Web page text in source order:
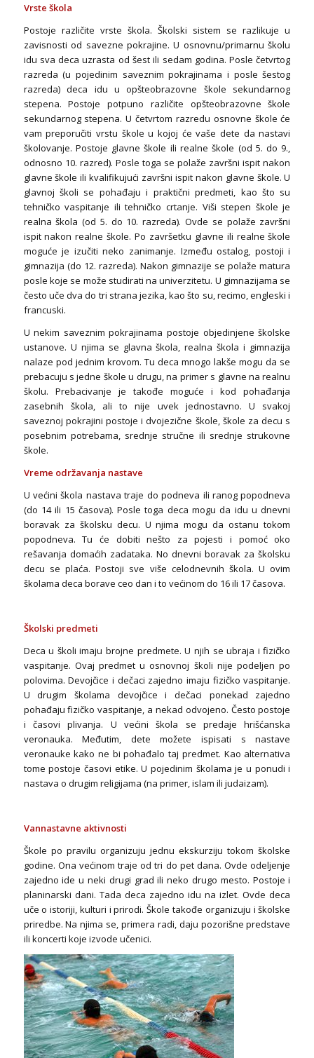
Vrste škola
Postoje različite vrste škola. Školski sistem se razlikuje u
zavisnosti od savezne pokrajine. U osnovnu/primarnu školu
idu sva deca uzrasta od šest ili sedam godina. Posle četvrtog
razreda (u pojedinim saveznim pokrajinama i posle šestog
razreda) deca idu u opšteobrazovne škole sekundarnog
stepena. Postoje potpuno različite opšteobrazovne škole
sekundarnog stepena. U četvrtom razredu osnovne škole će
vam preporučiti vrstu škole u kojoj će vaše dete da nastavi
školovanje. Postoje glavne škole ili realne škole (od 5. do 9.,
odnosno 10. razred). Posle toga se polaže završni ispit nakon
glavne škole ili kvalifikujući završni ispit nakon glavne škole. U
glavnoj školi se pohađaju i praktični predmeti, kao što su
tehničko vaspitanje ili tehničko crtanje. Viši stepen škole je
realna škola (od 5. do 10. razreda). Ovde se polaže završni
ispit nakon realne škole. Po završetku glavne ili realne škole
moguće je izučiti neko zanimanje. Između ostalog, postoji i
gimnazija (do 12. razreda). Nakon gimnazije se polaže matura
posle koje se može studirati na univerzitetu. U gimnazijama se
često uče dva do tri strana jezika, kao što su, recimo, engleski i
francuski.
U nekim saveznim pokrajinama postoje objedinjene školske
ustanove. U njima se glavna škola, realna škola i gimnazija
nalaze pod jednim krovom. Tu deca mnogo lakše mogu da se
prebacuju s jedne škole u drugu, na primer s glavne na realnu
školu. Prebacivanje je takođe moguće i kod pohađanja
zasebnih škola, ali to nije uvek jednostavno. U svakoj
saveznoj pokrajini postoje i dvojezične škole, škole za decu s
posebnim potrebama, srednje stručne ili srednje strukovne
škole.
Vreme održavanja nastave
U većini škola nastava traje do podneva ili ranog popodneva
(do 14 ili 15 časova). Posle toga deca mogu da idu u dnevni
boravak za školsku decu. U njima mogu da ostanu tokom
popodneva. Tu će dobiti nešto za pojesti i pomoć oko
rešavanja domaćih zadataka. No dnevni boravak za školsku
decu se plaća. Postoji sve više celodnevnih škola. U ovim
školama deca borave ceo dan i to većinom do 16 ili 17 časova.
Školski predmeti
Deca u školi imaju brojne predmete. U njih se ubraja i fizičko
vaspitanje. Ovaj predmet u osnovnoj školi nije podeljen po
polovima. Devojčice i dečaci zajedno imaju fizičko vaspitanje.
U drugim školama devojčice i dečaci ponekad zajedno
pohađaju fizičko vaspitanje, a nekad odvojeno. Često postoje
i časovi plivanja. U većini škola se predaje hrišćanska
veronauka. Međutim, dete možete ispisati s nastave
veronauke kako ne bi pohađalo taj predmet. Kao alternativa
tome postoje časovi etike. U pojedinim školama je u ponudi i
nastava o drugim religijama (na primer, islam ili judaizam).
Vannastavne aktivnosti
Škole po pravilu organizuju jednu ekskurziju tokom školske
godine. Ona većinom traje od tri do pet dana. Ovde odeljenje
zajedno ide u neki drugi grad ili neko drugo mesto. Postoje i
planinarski dani. Tada deca zajedno idu na izlet. Ovde deca
uče o istoriji, kulturi i prirodi. Škole takođe organizuju i školske
priredbe. Na njima se, primera radi, daju pozorišne predstave
ili koncerti koje izvode učenici.